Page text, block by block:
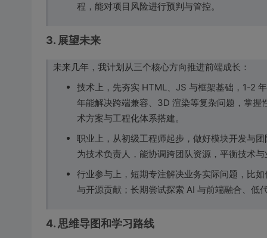
程，能对项目风险进行预判与管控。
3. 展望未来
未来几年，我计划从三个核心方向推进前端成长：
技术上，先夯实 HTML、JS 与框架基础，1-2
年能解决跨端兼容、3D 渲染等复杂问题，掌
术方案与工程化体系搭建。
职业上，从初级工程师起步，做好模块开发与
为技术负责人，能协调跨团队资源，平衡技术
行业参与上，短期专注解决业务实际问题，比
与开源贡献；长期尝试探索 AI 与前端融合、低
4. 思维导图和学习路线